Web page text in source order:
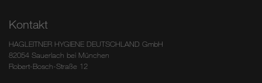
Kontakt
HAGLEITNER HYGIENE DEUTSCHLAND GmbH
82054 Sauerlach bei München
Robert-Bosch-Straße 12